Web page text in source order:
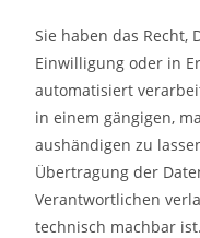
Sie haben das Recht,
Einwilligung oder in
automatisiert
in einem gängigen,
aushändigen zu
Übertragung der
Verantwortlichen
technisch machbar ist.